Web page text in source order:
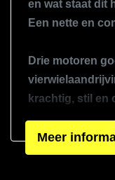
S line
Uitwijk
en wat staat dit
Een nette en
Drie motoren
krachtig, stil en
Voorzien van
Bang &
Meer